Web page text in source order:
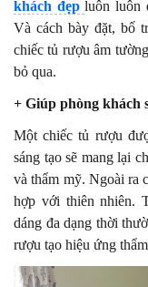
khách đẹpluôn luôn
Và cách bày đặt, bố
chiếc tủ rượu âm
bỏ qua.
+ Giúp phòng khách
Một chiếc tủ rượu
sáng tạo sẽ mang lại
và thẩm mỹ. Ngoài ra
hợp với thiên nhiên.
dáng đa dạng thời
rượu tạo hiệu ứng